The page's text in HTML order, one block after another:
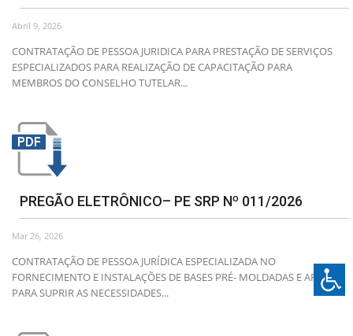
Abril 9, 2026
CONTRATAÇÃO DE PESSOA JURIDICA PARA PRESTAÇÃO DE SERVIÇOS
ESPECIALIZADOS PARA REALIZAÇÃO DE CAPACITAÇÃO PARA
MEMBROS DO CONSELHO TUTELAR...
PREGÃO ELETRÔNICO– PE SRP Nº 011/2026
Mar 26, 2026
CONTRATAÇÃO DE PESSOA JURÍDICA ESPECIALIZADA NO
FORNECIMENTO E INSTALAÇÕES DE BASES PRÉ- MOLDADAS E AFINS
PARA SUPRIR AS NECESSIDADES...